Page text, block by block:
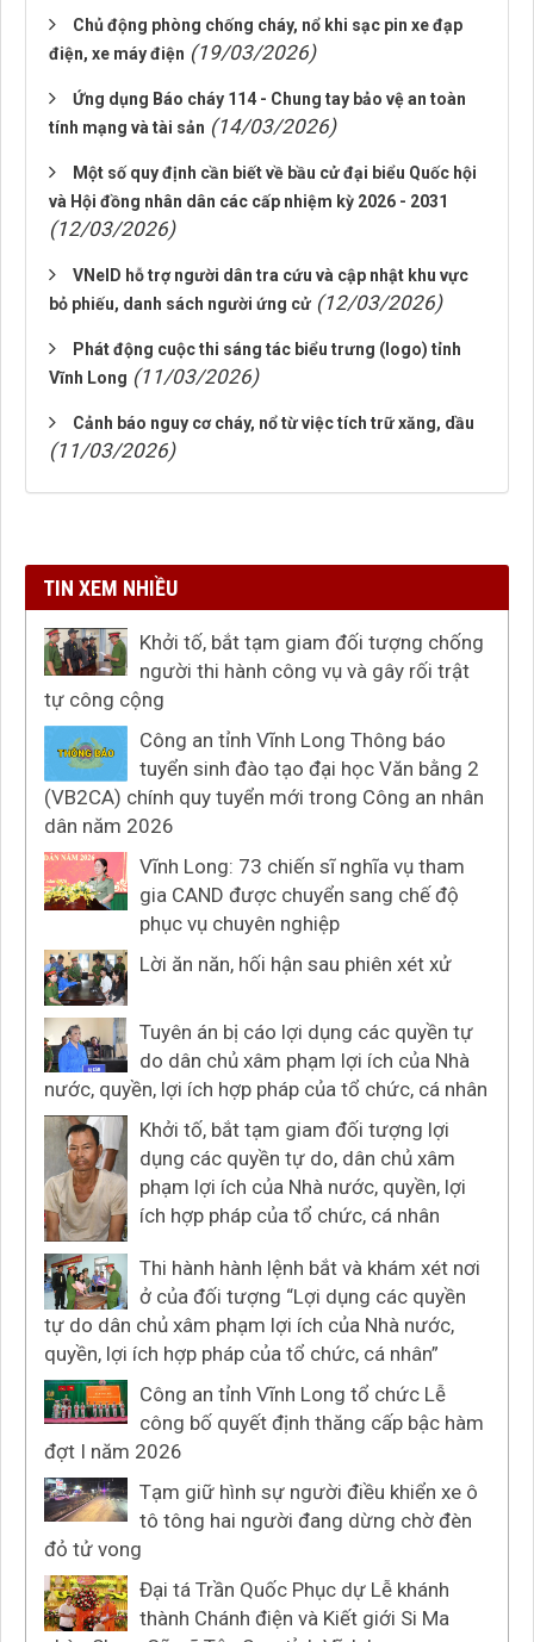
Chủ động phòng chống cháy, nổ khi sạc pin xe đạp
điện, xe máy điện (19/03/2026)
Ứng dụng Báo cháy 114 - Chung tay bảo vệ an toàn
tính mạng và tài sản (14/03/2026)
Một số quy định cần biết về bầu cử đại biểu Quốc hội
và Hội đồng nhân dân các cấp nhiệm kỳ 2026 - 2031
(12/03/2026)
VNeID hỗ trợ người dân tra cứu và cập nhật khu vực
bỏ phiếu, danh sách người ứng cử (12/03/2026)
Phát động cuộc thi sáng tác biểu trưng (logo) tỉnh
Vĩnh Long (11/03/2026)
Cảnh báo nguy cơ cháy, nổ từ việc tích trữ xăng, dầu
(11/03/2026)
TIN XEM NHIỀU
Khởi tố, bắt tạm giam đối tượng chống
người thi hành công vụ và gây rối trật
tự công cộng
Công an tỉnh Vĩnh Long Thông báo
tuyển sinh đào tạo đại học Văn bằng 2
(VB2CA) chính quy tuyển mới trong Công an nhân
dân năm 2026
Vĩnh Long: 73 chiến sĩ nghĩa vụ tham
gia CAND được chuyển sang chế độ
phục vụ chuyên nghiệp
Lời ăn năn, hối hận sau phiên xét xử
Tuyên án bị cáo lợi dụng các quyền tự
do dân chủ xâm phạm lợi ích của Nhà
nước, quyền, lợi ích hợp pháp của tổ chức, cá nhân
Khởi tố, bắt tạm giam đối tượng lợi
dụng các quyền tự do, dân chủ xâm
phạm lợi ích của Nhà nước, quyền, lợi
ích hợp pháp của tổ chức, cá nhân
Thi hành hành lệnh bắt và khám xét nơi
ở của đối tượng “Lợi dụng các quyền
tự do dân chủ xâm phạm lợi ích của Nhà nước,
quyền, lợi ích hợp pháp của tổ chức, cá nhân”
Công an tỉnh Vĩnh Long tổ chức Lễ
công bố quyết định thăng cấp bậc hàm
đợt I năm 2026
Tạm giữ hình sự người điều khiển xe ô
tô tông hai người đang dừng chờ đèn
đỏ tử vong
Đại tá Trần Quốc Phục dự Lễ khánh
thành Chánh điện và Kiết giới Si Ma